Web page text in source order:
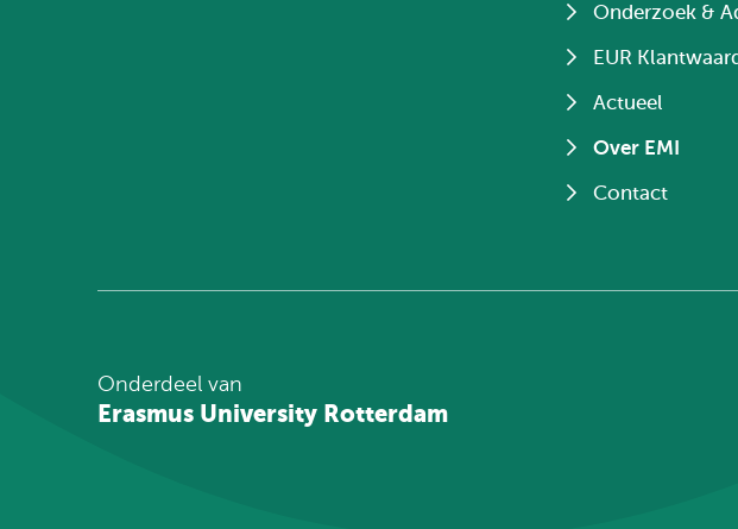
Onderzoek &
EUR
Actueel
Over EMI
Contact
Onderdeel van
Erasmus University Rotterdam